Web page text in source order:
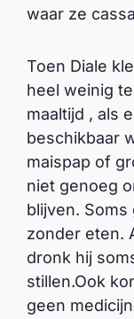
waar ze
Toen Diale
heel weinig
maaltijd , als
beschikbaar
maispap of
niet genoeg
blijven.
zonder eten.
dronk hij
stillen.Ook
geen